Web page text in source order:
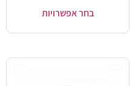
בחר אפשרויות